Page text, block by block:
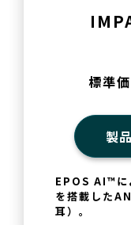
標準
製
EPOS AI™に
を搭載した
耳）。